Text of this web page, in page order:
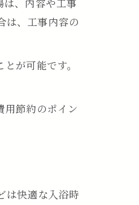
、内容や工事
は、工事内容の
が可能です。
用節約のポイン
は快適な入浴時